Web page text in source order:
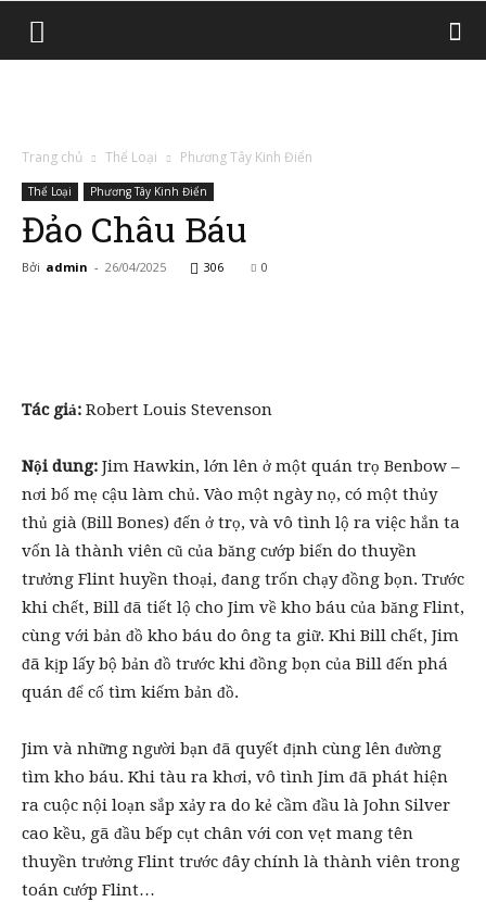
Trang chủ Thể Loại Phương Tây Kinh Điển
Thể Loại Phương Tây Kinh Điển
Đảo Châu Báu
Bởi admin - 26/04/2025 306 0
Tác giả: Robert Louis Stevenson
Nội dung: Jim Hawkin, lớn lên ở một quán trọ Benbow –
nơi bố mẹ cậu làm chủ. Vào một ngày nọ, có một thủy
thủ già (Bill Bones) đến ở trọ, và vô tình lộ ra việc hắn ta
vốn là thành viên cũ của băng cướp biển do thuyền
trưởng Flint huyền thoại, đang trốn chạy đồng bọn. Trước
khi chết, Bill đã tiết lộ cho Jim về kho báu của băng Flint,
cùng với bản đồ kho báu do ông ta giữ. Khi Bill chết, Jim
đã kịp lấy bộ bản đồ trước khi đồng bọn của Bill đến phá
quán để cố tìm kiếm bản đồ.
Jim và những người bạn đã quyết định cùng lên đường
tìm kho báu. Khi tàu ra khơi, vô tình Jim đã phát hiện
ra cuộc nội loạn sắp xảy ra do kẻ cầm đầu là John Silver
cao kều, gã đầu bếp cụt chân với con vẹt mang tên
thuyền trưởng Flint trước đây chính là thành viên trong
toán cướp Flint…